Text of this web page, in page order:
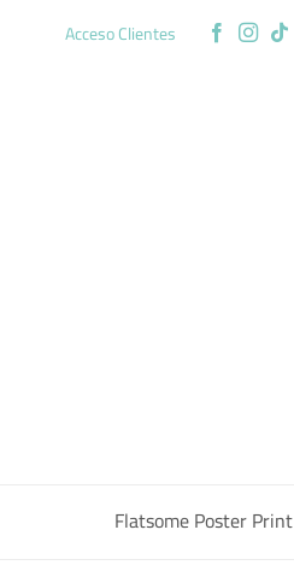
Acceso Clientes
Flatsome Poster Print